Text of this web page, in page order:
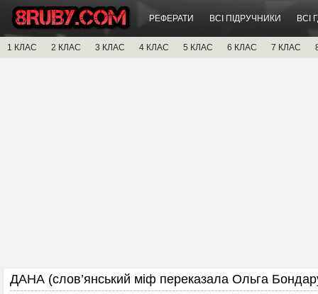
РЕФЕРАТИ ВСІ ПІДРУЧНИКИ ВСІ
1 КЛАС 2 КЛАС 3 КЛАС 4 КЛАС 5 КЛАС 6 КЛАС 7 КЛАС
ДАНА (слов’янський міф переказала Ольга